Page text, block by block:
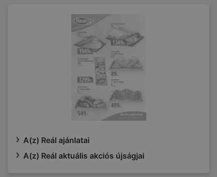
A(z) Reál ajánlatai
A(z) Reál aktuális akciós újságjai